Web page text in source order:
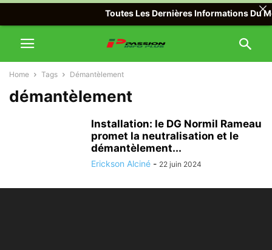
Home Tags Démantèlement
démantèlement
Installation: le DG Normil Rameau
promet la neutralisation et le
démantèlement...
Erickson Alciné - 22 juin 2024
Toutes Les Dernières Informations Du